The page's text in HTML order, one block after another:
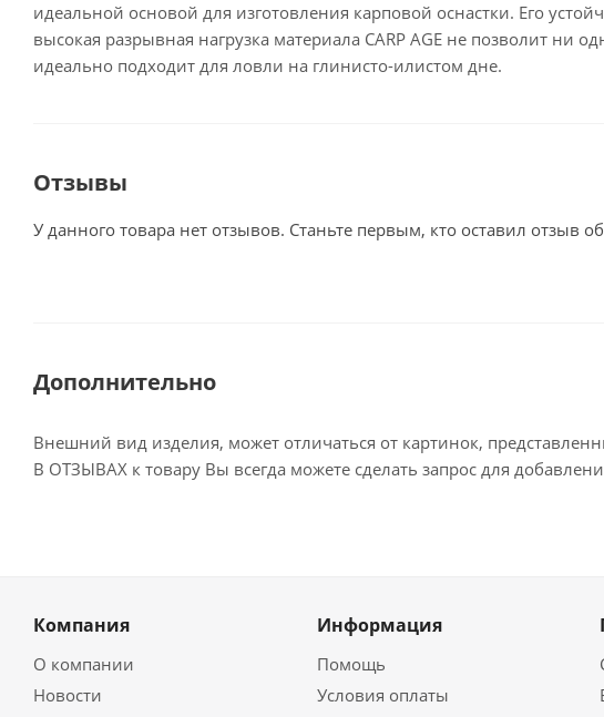
идеальной основой для изготовления карповой оснастки. Его
высокая разрывная нагрузка материала CARP AGE не позволит
идеально подходит для ловли на глинисто-илистом дне.
Отзывы
У данного товара нет отзывов. Станьте первым, кто оставил отзыв
Дополнительно
Внешний вид изделия, может отличаться от картинок,
В ОТЗЫВАХ к товару Вы всегда можете сделать запрос для
Компания
О компании
Новости
Информация
Помощь
Условия оплаты